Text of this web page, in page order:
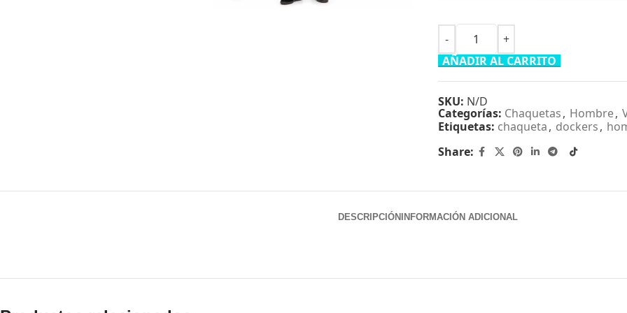
AÑADIR AL CARRITO
SKU: N/D
Categorías: Chaquetas, Hombre,
Etiquetas: chaqueta, dockers,
Share:
DESCRIPCIÓN INFORMACIÓN ADICIONAL